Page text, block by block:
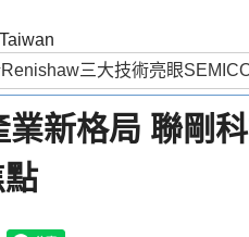
新格局 聯剛